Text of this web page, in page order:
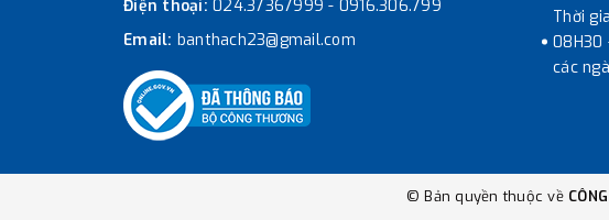
Điện thoại: 024.37367999 - 0916.306.799
Email: banthach23@gmail.com
Thời
08H30
các
© Bản quyền thuộc về